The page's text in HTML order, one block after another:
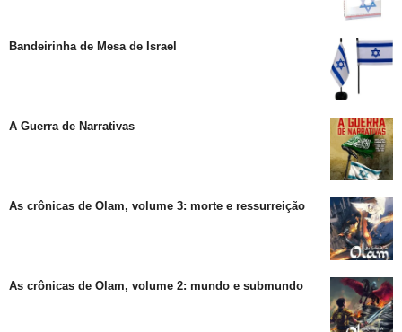
Bandeirinha de Mesa de Israel
A Guerra de Narrativas
As crônicas de Olam, volume 3: morte e ressurreição
As crônicas de Olam, volume 2: mundo e submundo